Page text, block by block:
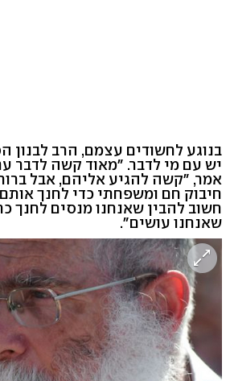
בנוגע לחשודים עצמם, הרב לבנון
יש עם מי לדבר. "מאוד קשה לדבר
אמר, "קשה להגיע אליהם, אבל
חיבוק חם ומשפחתי כדי לחנך
חשוב להבין שאנחנו מנסים לחנך
שאנחנו עושים".